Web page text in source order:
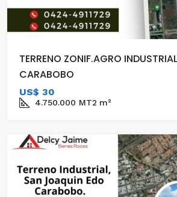
TERRENO ZONIF.AGRO
CARABOBO
US$ 30
4.750.000 MT2 m²